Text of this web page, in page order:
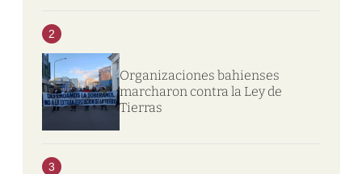
2
Organizaciones bahienses
marcharon contra la Ley de
Tierras
3